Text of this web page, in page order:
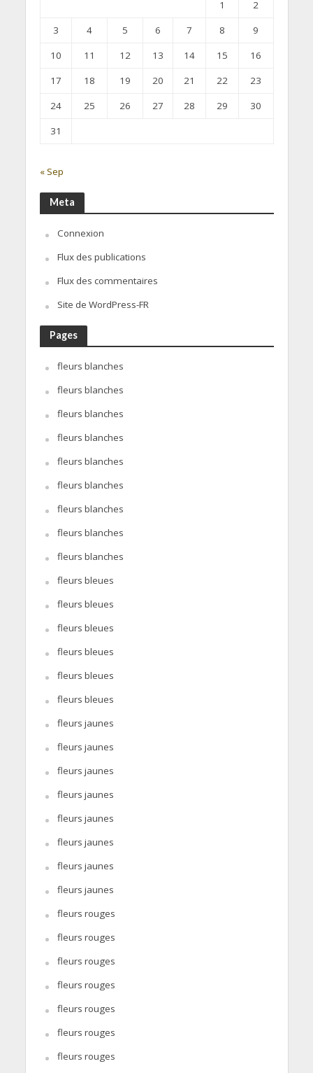
1
2
3
4 5 6 7 8
9
10
11 12 13 14 15
16
17
18 19 20 21 22
23
24
25 26 27 28 29
30
31
« Sep
Meta
Connexion
Flux des publications
Flux des commentaires
Site de WordPress-FR
Pages
fleurs blanches
fleurs blanches
fleurs blanches
fleurs blanches
fleurs blanches
fleurs blanches
fleurs blanches
fleurs blanches
fleurs blanches
fleurs bleues
fleurs bleues
fleurs bleues
fleurs bleues
fleurs bleues
fleurs bleues
fleurs jaunes
fleurs jaunes
fleurs jaunes
fleurs jaunes
fleurs jaunes
fleurs jaunes
fleurs jaunes
fleurs jaunes
fleurs rouges
fleurs rouges
fleurs rouges
fleurs rouges
fleurs rouges
fleurs rouges
fleurs rouges